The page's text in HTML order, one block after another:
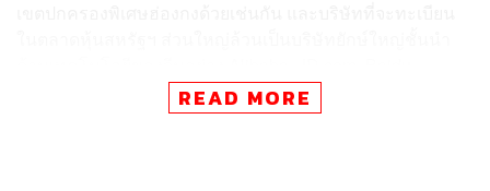
NetEase และ WeiboREAD MORE